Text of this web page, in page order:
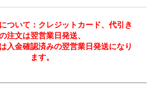
ついて：クレジットカード、代引き
注文は翌営業日発送、
入金確認済みの翌営業日発送になり
ます。